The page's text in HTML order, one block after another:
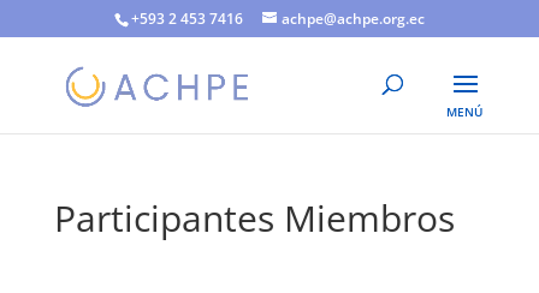
+593 2 453 7416 achpe@achpe.org.ec
Participantes Miembros